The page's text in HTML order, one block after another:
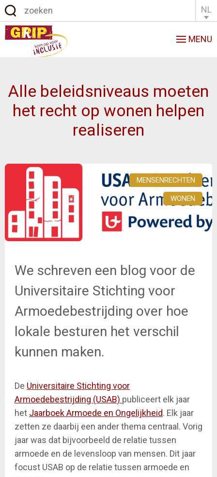
NL
MENU
Alle beleidsniveaus moeten
het recht op wonen helpen
realiseren
MENSENRECHTEN
WONEN
We schreven een blog voor de
Universitaire Stichting voor
Armoedebestrijding over hoe
lokale besturen het verschil
kunnen maken.
De Universitaire Stichting voor
Armoedebestrijding (USAB) publiceert elk jaar
het Jaarboek Armoede en Ongelijkheid. Elk jaar
zetten ze daarbij een ander thema centraal. Vorig
jaar was dat bijvoorbeeld de relatie tussen
armoede en de levensloop van mensen. Dit jaar
focust USAB op de relatie tussen armoede en